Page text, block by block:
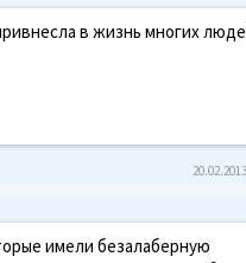
в жизнь многих
имели безалаберную